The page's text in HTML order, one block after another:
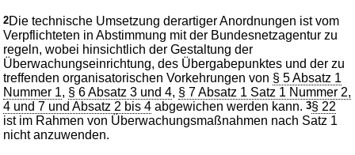
2Die technische Umsetzung derartiger Anordnungen ist vom
Verpflichteten in Abstimmung mit der Bundesnetzagentur zu
regeln, wobei hinsichtlich der Gestaltung der
Überwachungseinrichtung, des Übergabepunktes und der zu
treffenden organisatorischen Vorkehrungen von § 5 Absatz 1
Nummer 1, § 6 Absatz 3 und 4, § 7 Absatz 1 Satz 1 Nummer 2,
4 und 7 und Absatz 2 bis 4 abgewichen werden kann.3§ 22
ist im Rahmen von Überwachungsmaßnahmen nach Satz 1
nicht anzuwenden.